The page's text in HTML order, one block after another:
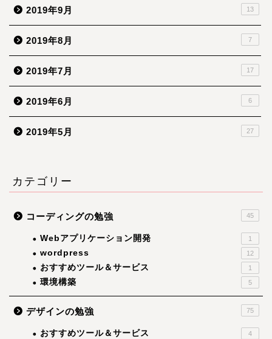
2019年9月 13
2019年8月 7
2019年7月 17
2019年6月 6
2019年5月 27
カテゴリー
コーディングの勉強 45
Webアプリケーション開発 1
wordpress 12
おすすめツール＆サービス 1
環境構築 5
デザインの勉強 75
おすすめツール＆サービス 4